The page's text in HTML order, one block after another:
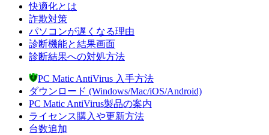
快適化とは
詐欺対策
パソコンが遅くなる理由
診断機能と結果画面
診断結果への対処方法
PC Matic AntiVirus 入手方法
ダウンロード (Windows/Mac/iOS/Android)
PC Matic AntiVirus製品の案内
ライセンス購入や更新方法
台数追加